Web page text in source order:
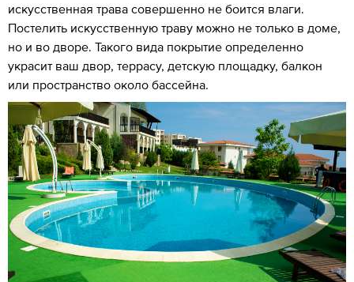
искусственная трава совершенно не боится влаги.
Постелить искусственную траву можно не только в доме,
но и во дворе. Такого вида покрытие определенно
украсит ваш двор, террасу, детскую площадку, балкон
или пространство около бассейна.